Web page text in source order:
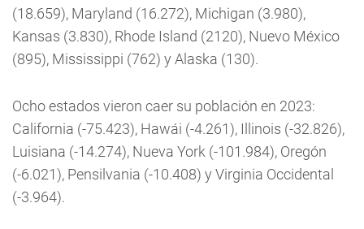
(18.659), Maryland (16.272), Michigan (3.980),
Kansas (3.830), Rhode Island (2120), Nuevo México
(895), Mississippi (762) y Alaska (130).
Ocho estados vieron caer su población en 2023:
California (-75.423), Hawái (-4.261), Illinois (-32.826),
Luisiana (-14.274), Nueva York (-101.984), Oregón
(-6.021), Pensilvania (-10.408) y Virginia Occidental
(-3.964).